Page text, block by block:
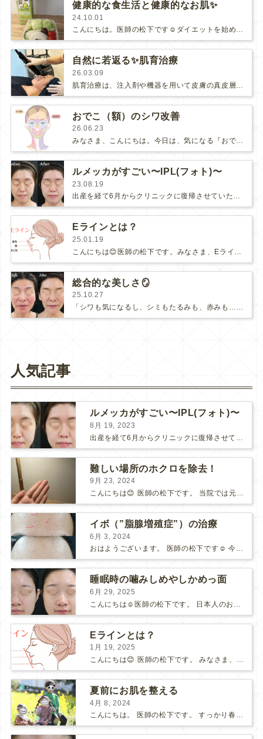
健康的な食生活と健康的なお肌✨
24.10.01
こんにちは。医師の松下です☺️ダイエットを始めてから、かれこれ数年（笑）仕事が終わって家に帰ると子供の世話と家事・・・夜の9…
自然に若返る✨肌育治療
26.03.09
おでこ（額）のシワ改善
26.06.23
みなさま、こんにちは。今日は、気になる『おでこ（額）のシワ』のお悩み改善についてです☺️おでこ（額）のシワといえば、『額ボトック…
ルメッカがすごい〜IPL(フォト)〜
23.08.19
出産を経て6月からクリニックに復帰させていただきました。医師の松下です。仕事に復帰して一番驚いたことは、当院スタッフKさんの『…
Eラインとは？
25.01.19
総合的な美しさ🪞
25.10.27
「シワも気になるし、シミもたるみも、赤みも…何をすればいいか分からない。」「自分ではココが気になっているけど、人から見るとどうなん…
人気記事
ルメッカがすごい〜IPL(フォト)〜
8月 19, 2023
難しい場所のホクロを除去！
9月 23, 2024
こんにちは😊 医師の松下です。 当院では元CAが勤務しており、 スタッフ全員が定期的に接遇の講義を受けています。 先日私も接遇の講義を受け、 「手の動き」に感動しました！ 例え...
イボ（”脂腺増殖症”）の治療
6月 3, 2024
おはようございます。 医師の松下です☺️ 今回は『脂腺増殖症』（イボ）についてのお話です。 脂腺増殖症は、皮脂を作る脂腺が増殖してできるものです。 見た目は黄色やピンク色をしており、盛...
睡眠時の噛みしめやしかめっ面
6月 29, 2025
Eラインとは？
1月 19, 2025
こんにちは😊 医師の松下です。 みなさま、Eラインをご存知でしょうか？ Eラインとは、エステティックライン（Esthetic line）の略称で、鼻先とあごと唇を結んだラインのことです。...
夏前にお肌を整える
4月 8, 2024
こんにちは。 医師の松下です。 すっかり春ですね🌸 新学期に入り、近所の公園で子供たちの写真撮影会をしました。 菜の花が咲いていて、春をいっぱい感じました♪ ⇩こちらはクリニ...